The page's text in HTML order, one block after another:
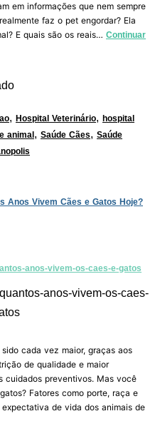
em informações que nem sempre
faz o pet engordar? Ela
E quais são os reais… Continuar
, Hospital Veterinário, hospital
animal , Saúde Cães, Saúde
Anos Vivem Cães e Gatos Hoje?
anos-vivem-os-caes-
cada vez maior, graças aos
de qualidade e maior
cuidados preventivos. Mas você
Fatores como porte, raça e
de vida dos animais de